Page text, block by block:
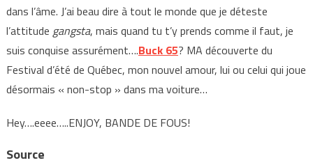
dans l’âme. J’ai beau dire à tout le monde que je déteste
l’attitude gangsta, mais quand tu t’y prends comme il faut, je
suis conquise assurément….Buck 65? MA découverte du
Festival d’été de Québec, mon nouvel amour, lui ou celui qui joue
désormais « non-stop » dans ma voiture…
Hey….eeee…..ENJOY, BANDE DE FOUS!
Source